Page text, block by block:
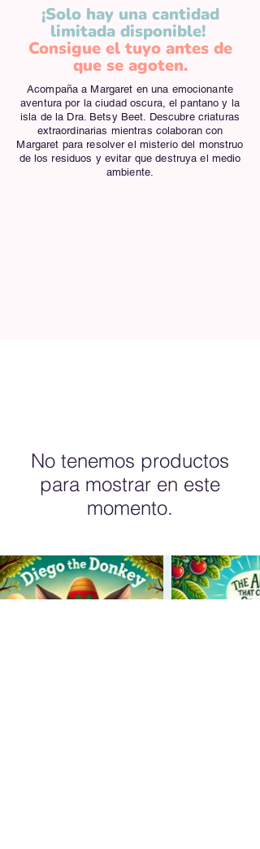
¡Solo hay una cantidad
limitada disponible!
Consigue el tuyo antes de
que se agoten.
Acompaña a Margaret en una emocionante
aventura por la ciudad oscura, el pantano y la
isla de la Dra. Betsy Beet. Descubre criaturas
extraordinarias mientras colaboran con
Margaret para resolver el misterio del monstruo
de los residuos y evitar que destruya el medio
ambiente.
No tenemos productos
para mostrar en este
momento.